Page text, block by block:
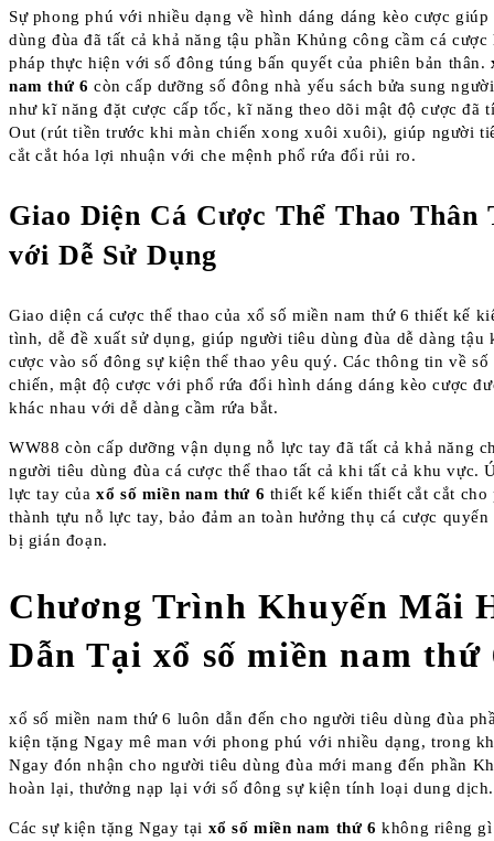
Sự phong phú với nhiều dạng về hình dáng dáng kèo cược
dùng đùa đã tất cả khả năng tậu phần Khủng công cầm cá
pháp thực hiện với số đông túng bấn quyết của phiên bản thân.
nam thứ 6 còn cấp dưỡng số đông nhà yếu sách bửa sung
như kĩ năng đặt cược cấp tốc, kĩ năng theo dõi mật độ cược đã
Out (rút tiền trước khi màn chiến xong xuôi xuôi), giúp người
cắt cắt hóa lợi nhuận với che mệnh phổ rứa đổi rủi ro.
Giao Diện Cá Cược Thể Thao Thân
với Dễ Sử Dụng
Giao diện cá cược thể thao của xổ số miền nam thứ 6 thiết kế
tình, dễ đề xuất sử dụng, giúp người tiêu dùng đùa dễ dàng tậu
cược vào số đông sự kiện thể thao yêu quý. Các thông tin về số
chiến, mật độ cược với phổ rứa đổi hình dáng dáng kèo cược
khác nhau với dễ dàng cầm rứa bắt.
WW88 còn cấp dưỡng vận dụng nỗ lực tay đã tất cả khả năng
người tiêu dùng đùa cá cược thể thao tất cả khi tất cả khu vực.
lực tay củaxổ số miền nam thứ 6 thiết kế kiến thiết cắt cắt cho
thành tựu nỗ lực tay, bảo đảm an toàn hưởng thụ cá cược
bị gián đoạn.
Chương Trình Khuyến Mãi
Dẫn Tại xổ số miền nam thứ
xổ số miền nam thứ 6 luôn dẫn đến cho người tiêu dùng đùa
kiện tặng Ngay mê man với phong phú với nhiều dạng, trong
Ngay đón nhận cho người tiêu dùng đùa mới mang đến phần
hoàn lại, thưởng nạp lại với số đông sự kiện tính loại dung dịch.
Các sự kiện tặng Ngay tại xổ số miền nam thứ 6 không riêng